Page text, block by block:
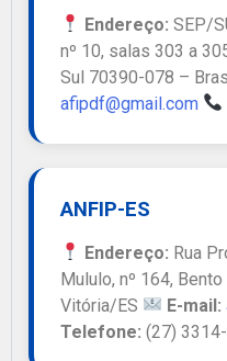
Endereço: SEP/
nº 10, salas 303 a
Sul 70390-078 –
afipdf@gmail.com
ANFIP-ES
Endereço: Rua
Mululo, nº 164,
Vitória/ES
E-mail:
Telefone: (27)